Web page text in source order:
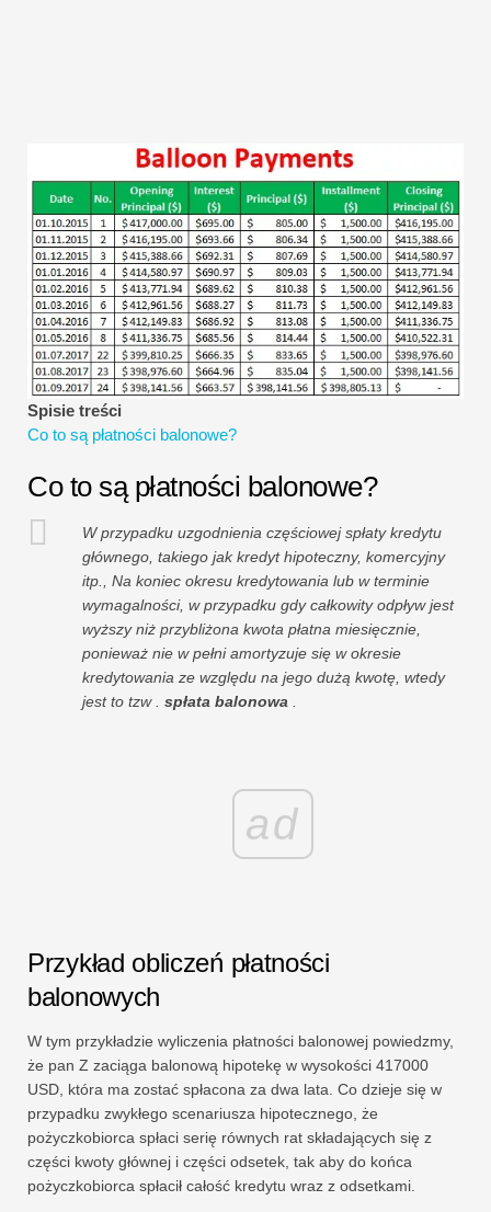
Spisie treści
Co to są płatności balonowe?
Co to są płatności balonowe?
W przypadku uzgodnienia częściowej spłaty kredytu
głównego, takiego jak kredyt hipoteczny, komercyjny
itp., Na koniec okresu kredytowania lub w terminie
wymagalności, w przypadku gdy całkowity odpływ jest
wyższy niż przybliżona kwota płatna miesięcznie,
ponieważ nie w pełni amortyzuje się w okresie
kredytowania ze względu na jego dużą kwotę, wtedy
jest to tzw . spłata balonowa .
ad
Przykład obliczeń płatności
balonowych
W tym przykładzie wyliczenia płatności balonowej powiedzmy,
że pan Z zaciąga balonową hipotekę w wysokości 417000
USD, która ma zostać spłacona za dwa lata. Co dzieje się w
przypadku zwykłego scenariusza hipotecznego, że
pożyczkobiorca spłaci serię równych rat składających się z
części kwoty głównej i części odsetek, tak aby do końca
pożyczkobiorca spłacił całość kredytu wraz z odsetkami.